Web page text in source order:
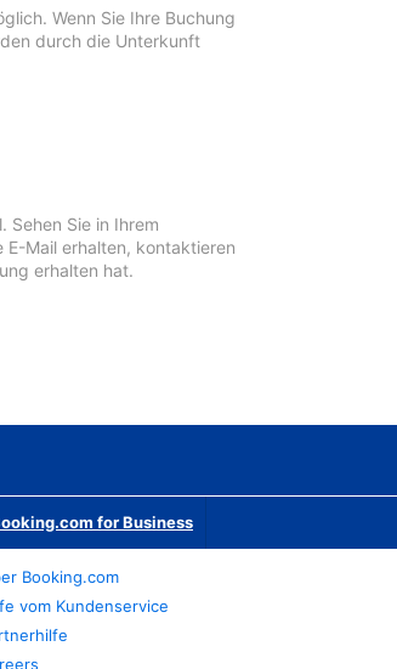
Wenn Sie Ihre Buchung
durch die Unterkunft
Sehen Sie in Ihrem
Mail erhalten, kontaktieren
erhalten hat.
for Business
Booking.com
vom Kundenservice